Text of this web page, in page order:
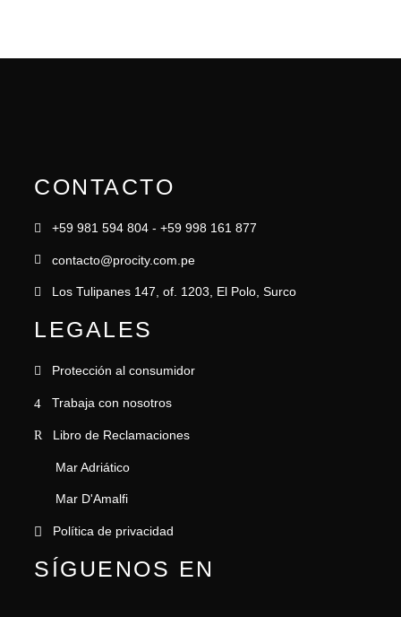
CONTACTO
+59 981 594 804 - +59 998 161 877
contacto@procity.com.pe
Los Tulipanes 147, of. 1203, El Polo, Surco
LEGALES
Protección al consumidor
Trabaja con nosotros
Libro de Reclamaciones
Mar Adriático
Mar D'Amalfi
Política de privacidad
SÍGUENOS EN